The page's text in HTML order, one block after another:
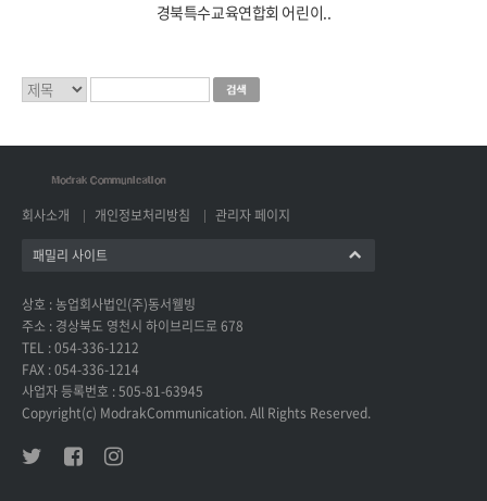
경북특수교육연합회 어린이..
회사소개 개인정보처리방침 관리자 페이지
패밀리 사이트
상호 : 농업회사법인(주)동서웰빙
주소 : 경상북도 영천시 하이브리드로 678
TEL : 054-336-1212
FAX : 054-336-1214
사업자 등록번호 : 505-81-63945
Copyright(c) ModrakCommunication. All Rights Reserved.